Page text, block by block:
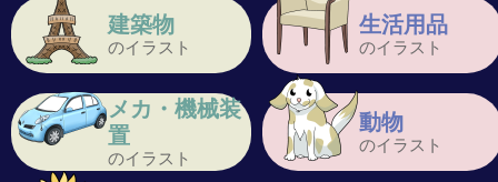
建築物
のイラスト
生活用品
のイラスト
メカ・機械装
置
のイラスト
動物
のイラスト